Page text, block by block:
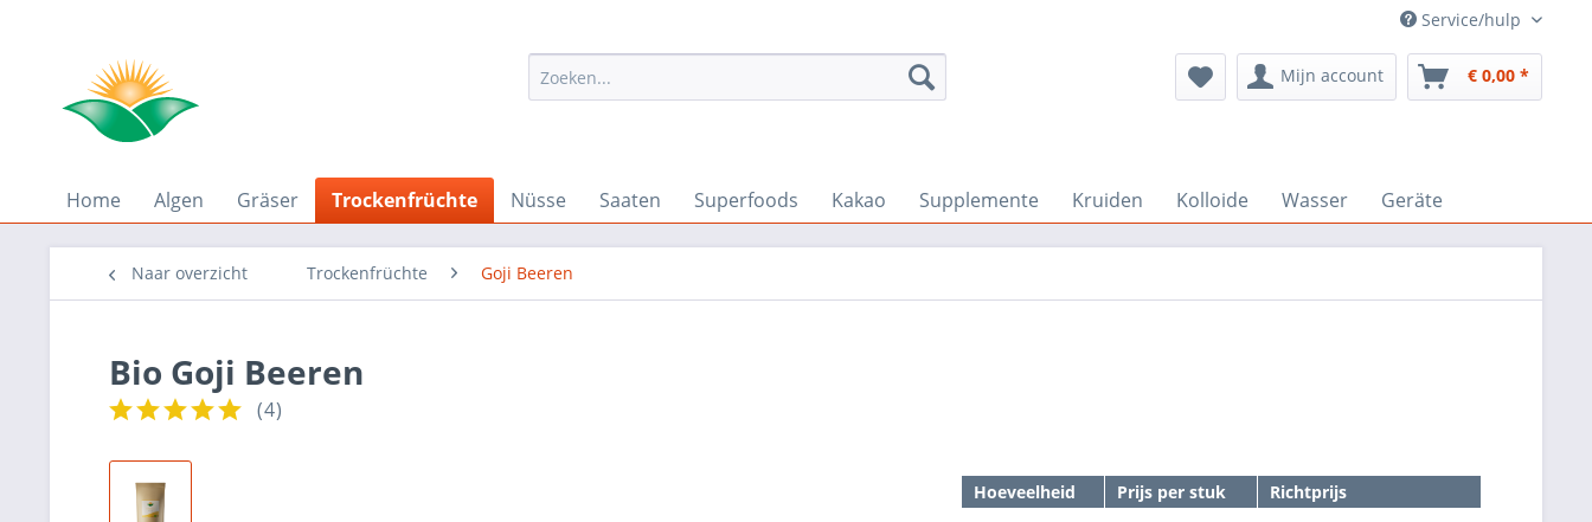
Service/hulp
Mijn account € 0,00 *
Home Algen Gräser Trockenfrüchte Nüsse Saaten Superfoods Kakao Supplemente Kruiden Kolloide Wasser Geräte
Naar overzicht Trockenfrüchte Goji Beeren
Bio Goji Beeren
(4)
Hoeveelheid Prijs per stuk
Richtprijs